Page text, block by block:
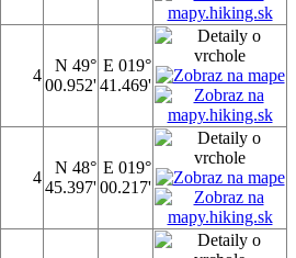
4
N 49°
00.952'
E 019°
41.469'
4
N 48°
45.397'
E 019°
00.217'